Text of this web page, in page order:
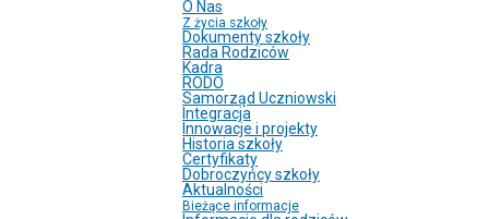
O Nas
Z życia szkoły
Dokumenty szkoły
Rada Rodziców
Kadra
RODO
Samorząd Uczniowski
Integracja
Innowacje i projekty
Historia szkoły
Certyfikaty
Dobroczyńcy szkoły
Aktualności
Bieżące informacje